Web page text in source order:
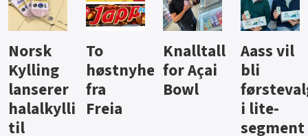
Knalltall
for Açai
Bowl
Aass vil
bli
førstevalg
i lite-
Brus og
jus fra
Berentsen
Hard
iste fra
Hansa